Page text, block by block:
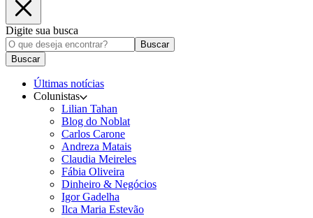
Digite sua busca
Buscar
Buscar
Últimas notícias
Colunistas
Lilian Tahan
Blog do Noblat
Carlos Carone
Andreza Matais
Claudia Meireles
Fábia Oliveira
Dinheiro & Negócios
Igor Gadelha
Ilca Maria Estevão